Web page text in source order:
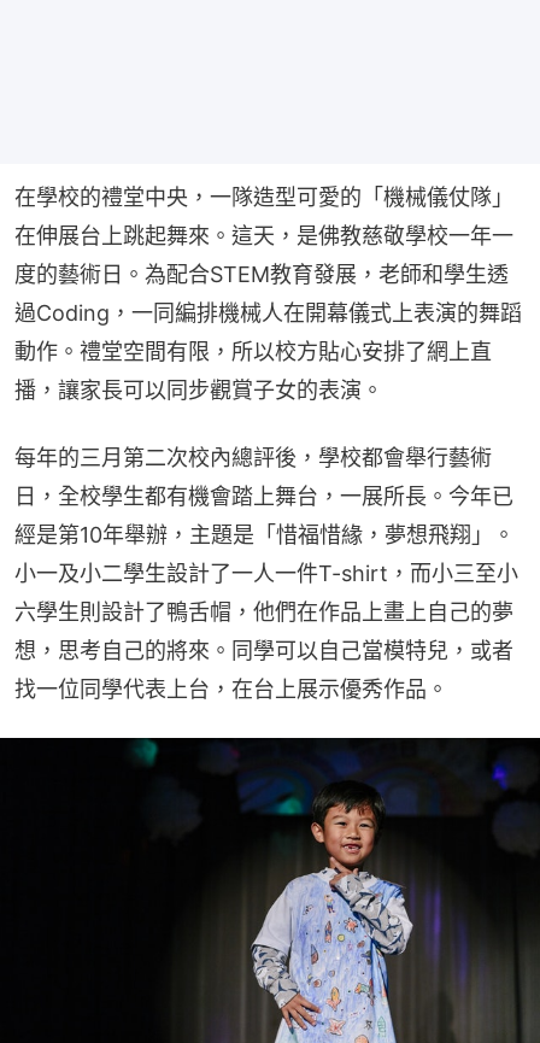
在學校的禮堂中央，一隊造型可愛的「機械儀仗隊」
在伸展台上跳起舞來。這天，是佛教慈敬學校一年一
度的藝術日。為配合STEM教育發展，老師和學生透
過Coding，一同編排機械人在開幕儀式上表演的舞蹈
動作。禮堂空間有限，所以校方貼心安排了網上直
播，讓家長可以同步觀賞子女的表演。
每年的三月第二次校內總評後，學校都會舉行藝術
日，全校學生都有機會踏上舞台，一展所長。今年已
經是第10年舉辦，主題是「惜福惜緣，夢想飛翔」。
小一及小二學生設計了一人一件T-shirt，而小三至小
六學生則設計了鴨舌帽，他們在作品上畫上自己的夢
想，思考自己的將來。同學可以自己當模特兒，或者
找一位同學代表上台，在台上展示優秀作品。